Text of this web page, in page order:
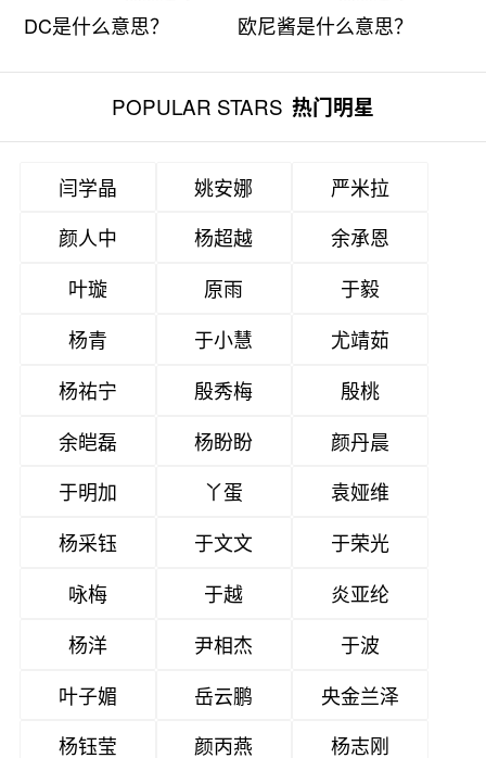
DC是什么意思？ 欧尼酱是什么意思？
POPULAR STARS 热门明星
闫学晶 姚安娜
严米拉
颜人中
杨超越
余承恩
叶璇
原雨
于毅
杨青
于小慧
尤靖茹
杨祐宁
殷秀梅
殷桃
余皑磊
杨盼盼
颜丹晨
于明加
丫蛋
袁娅维
杨采钰
于文文
于荣光
咏梅
于越
炎亚纶
杨洋
尹相杰
于波
叶子媚
岳云鹏
央金兰泽
杨钰莹
颜丙燕 杨志刚